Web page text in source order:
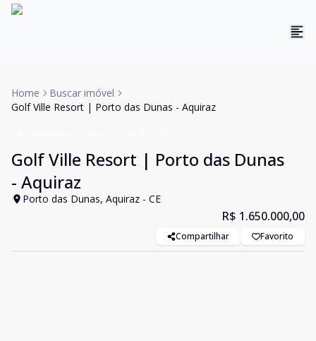
Home
Buscar imóvel
Golf Ville Resort | Porto das Dunas - Aquiraz
Golf Ville Resort | Porto das Dunas
- Aquiraz
Porto das Dunas, Aquiraz - CE
R$ 1.650.000,00
Compartilhar Favorito